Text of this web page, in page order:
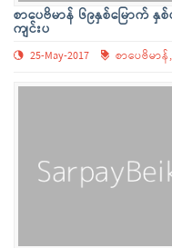
စာပေဗိမာန် ၆၉နှစ်မြော
ကျင်းပ
25-May-2017 စာပေဗိမာန်,